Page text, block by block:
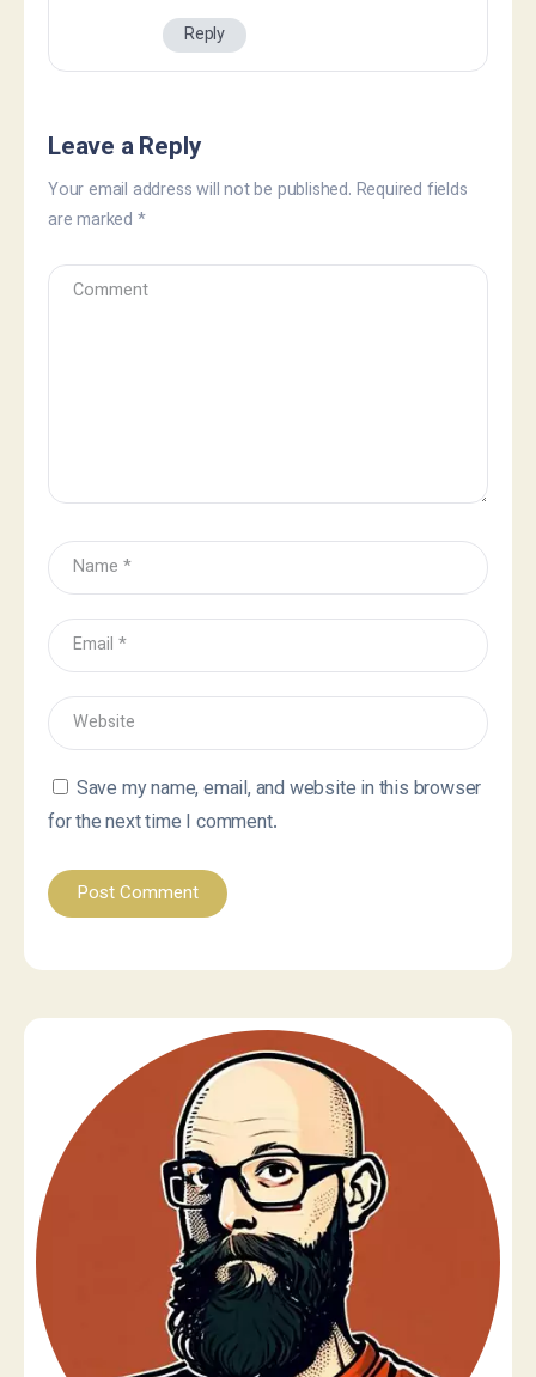
Reply
Leave a Reply
Your email address will not be published. Required fields
are marked *
Save my name, email, and website in this browser
for the next time I comment.